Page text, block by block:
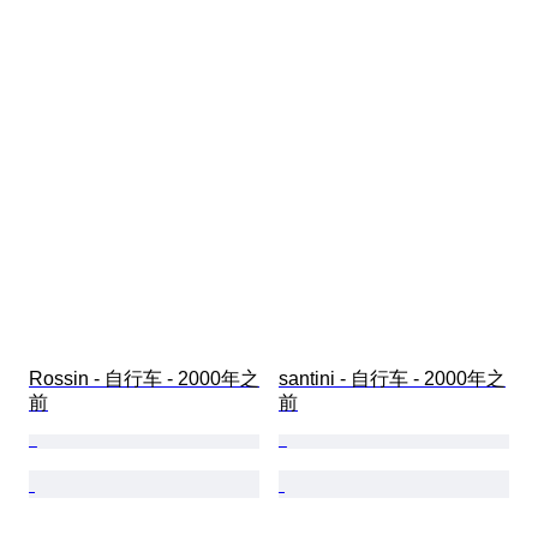
Rossin - 自行车 - 2000年之
前
santini - 自行车 - 2000年之
前